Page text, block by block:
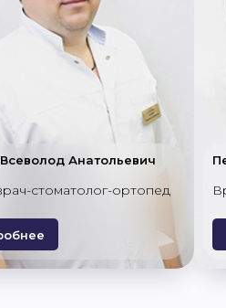
Анатольевич
стоматолог-ортопед